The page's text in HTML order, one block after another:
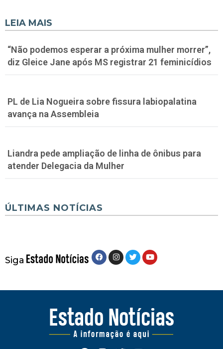
LEIA MAIS
“Não podemos esperar a próxima mulher morrer”,
diz Gleice Jane após MS registrar 21 feminicídios
PL de Lia Nogueira sobre fissura labiopalatina
avança na Assembleia
Liandra pede ampliação de linha de ônibus para
atender Delegacia da Mulher
ÚLTIMAS NOTÍCIAS
Siga